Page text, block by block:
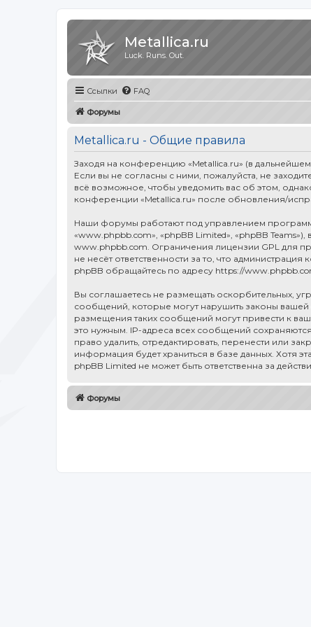
Metallica.ru
Luck. Runs. Out.
Ссылки FAQ
Форумы
Metallica.ru - Общие правила
Заходя на конференцию «Metallica.ru» (в
Если вы не согласны с ними, пожалуйста, не
всё возможное, чтобы уведомить вас об этом,
конференции «Metallica.ru» после обновления/
Наши форумы работают под управлением
«www.phpbb.com», «phpBB Limited», «phpBB
www.phpbb.com . Ограничения лицензии GPL для
не несёт ответственности за то, что
phpBB обращайтесь по адресу https://
Вы соглашаетесь не размещать оскорбительных,
сообщений, которые могут нарушить законы вашей
размещения таких сообщений могут привести к
это нужным. IP-адреса всех сообщений
право удалить, отредактировать, перенести или
информация будет храниться в базе данных. Хотя
phpBB Limited не может быть ответственна за
Форумы